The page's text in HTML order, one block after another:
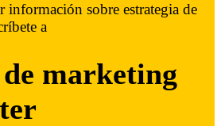
información sobre estrategia de
a
de marketing